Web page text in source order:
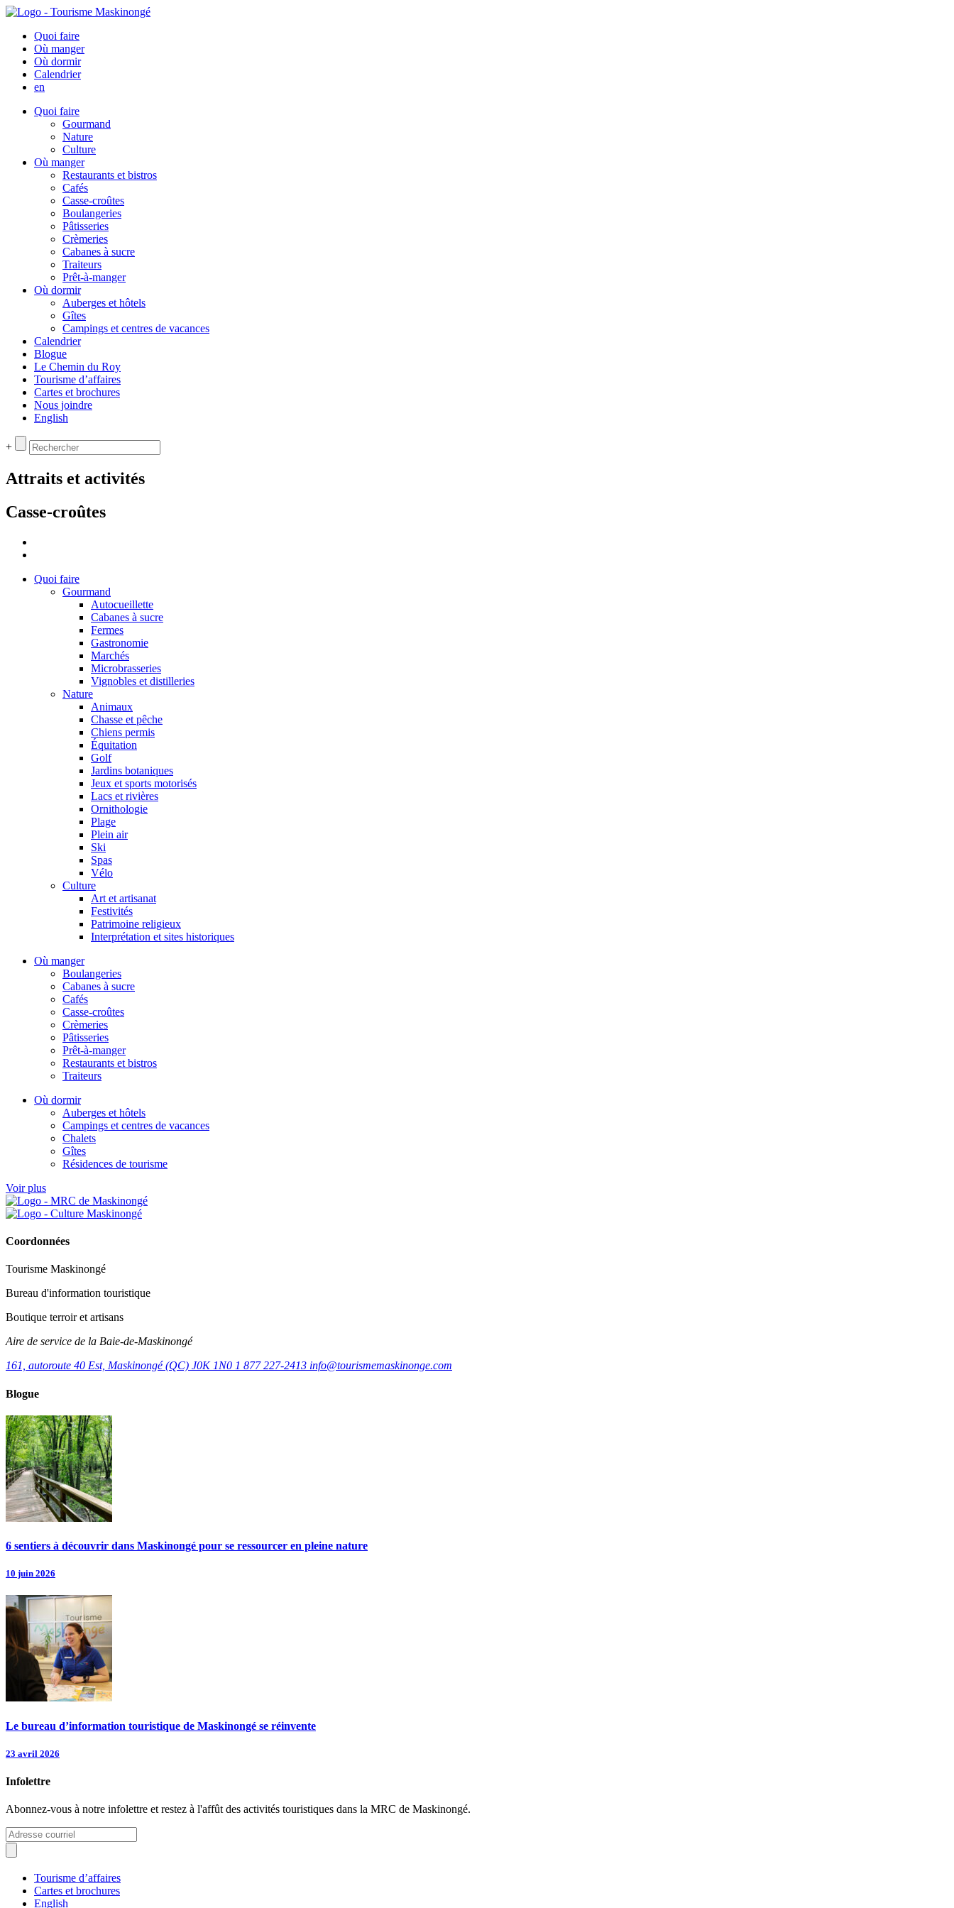
Quoi faire
Où manger
Où dormir
Calendrier
en
Quoi faire
Gourmand
Nature
Culture
Où manger
Restaurants et bistros
Cafés
Casse-croûtes
Boulangeries
Pâtisseries
Crèmeries
Cabanes à sucre
Traiteurs
Prêt-à-manger
Où dormir
Auberges et hôtels
Gîtes
Campings et centres de vacances
Calendrier
Blogue
Le Chemin du Roy
Tourisme d’affaires
Cartes et brochures
Nous joindre
English
+
Attraits et activités
Casse-croûtes
Quoi faire
Gourmand
Autocueillette
Cabanes à sucre
Fermes
Gastronomie
Marchés
Microbrasseries
Vignobles et distilleries
Nature
Animaux
Chasse et pêche
Chiens permis
Équitation
Golf
Jardins botaniques
Jeux et sports motorisés
Lacs et rivières
Ornithologie
Plage
Plein air
Ski
Spas
Vélo
Culture
Art et artisanat
Festivités
Patrimoine religieux
Interprétation et sites historiques
Où manger
Boulangeries
Cabanes à sucre
Cafés
Casse-croûtes
Crèmeries
Pâtisseries
Prêt-à-manger
Restaurants et bistros
Traiteurs
Où dormir
Auberges et hôtels
Campings et centres de vacances
Chalets
Gîtes
Résidences de tourisme
Voir plus
Coordonnées
Tourisme Maskinongé
Bureau d'information touristique
Boutique terroir et artisans
Aire de service de la Baie-de-Maskinongé
161, autoroute 40 Est, Maskinongé (QC) J0K 1N0 1 877 227-2413 info@tourismemaskinonge.com
Blogue
6 sentiers à découvrir dans Maskinongé pour se ressourcer en pleine nature
10 juin 2026
Le bureau d’information touristique de Maskinongé se réinvente
23 avril 2026
Infolettre
Abonnez-vous à notre infolettre et restez à l'affût des activités touristiques dans la MRC de Maskinongé.
Tourisme d’affaires
Cartes et brochures
English